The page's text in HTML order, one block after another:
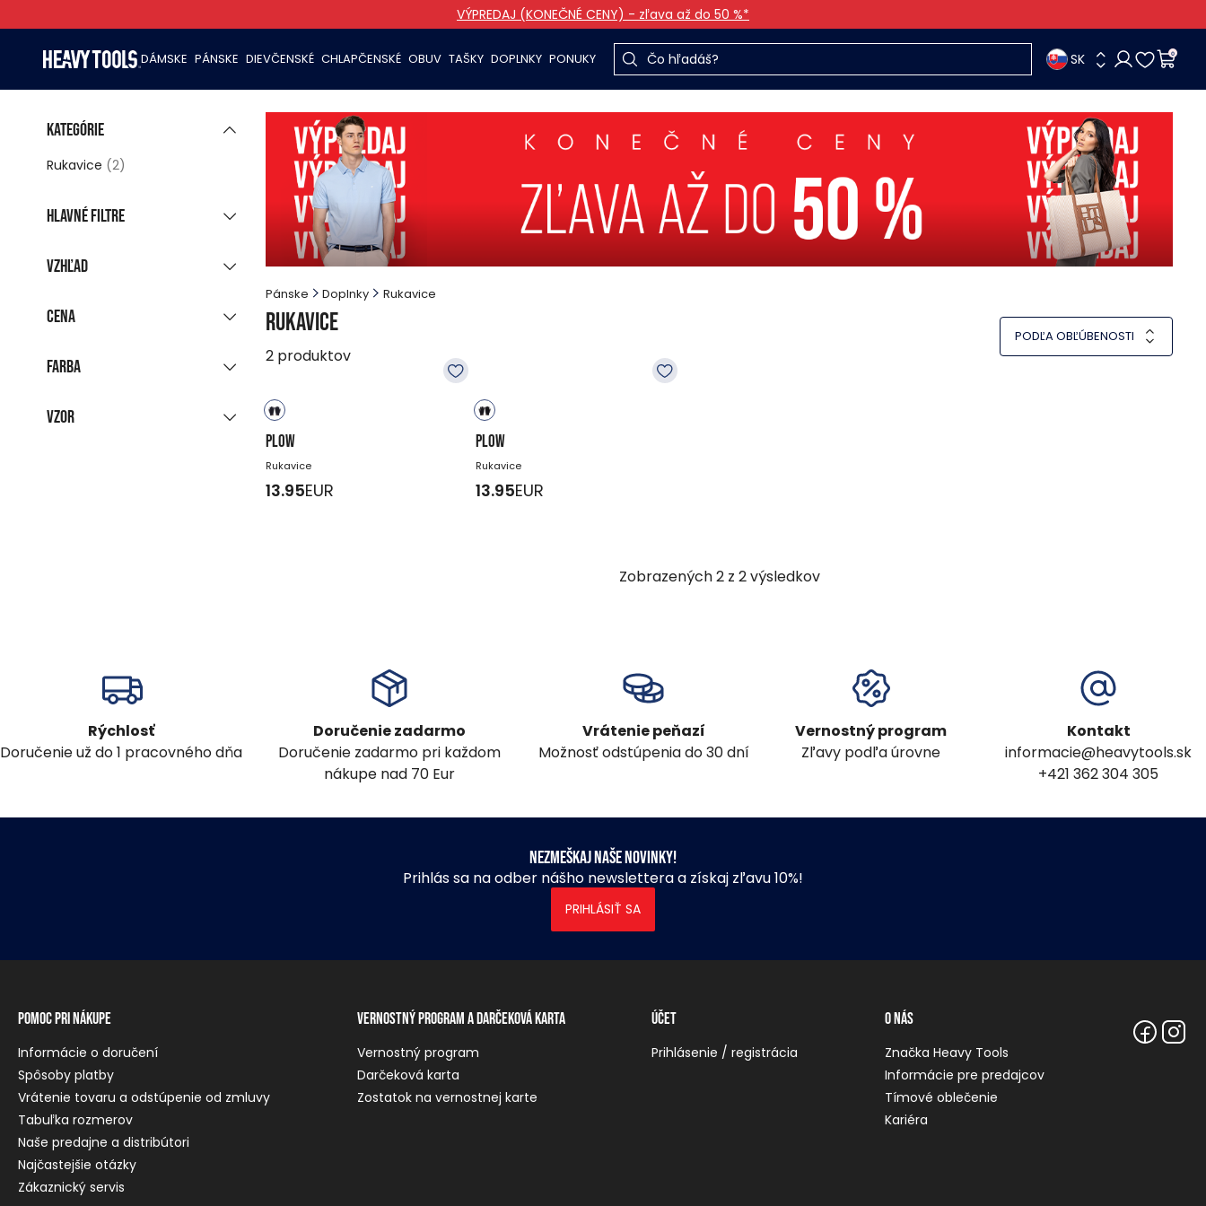
VÝPREDAJ (KONEČNÉ CENY) - zľava až do 50 %*
DÁMSKE PÁNSKE DIEVČENSKÉ CHLAPČENSKÉ OBUV TAŠKY DOPLNKY PONUKY SK 0
Pánske Doplnky Rukavice
Rukavice
2 produktov
PODĽA OBĽÚBENOSTI
PLOW
Rukavice
13.95EUR
PLOW
Rukavice
13.95EUR
Zobrazených2z 2výsledkov
Kategórie
Rukavice (2)
Hlavné filtre
Posledné kusy
Vzhľad
Cena
Farba
modrý
Vzor
Rýchlosť
Doručenie už do 1 pracovného dňa
Doručenie zadarmo
Doručenie zadarmo pri každom
nákupe nad 70 Eur
Vrátenie peňazí
Možnosť odstúpenia do 30 dní
Vernostný program
Zľavy podľa úrovne
Kontakt
informacie@heavytools.sk
+421 362 304 305
Nezmeškaj naše novinky!
Prihlás sa na odber nášho newslettera a získaj zľavu 10%!
PRIHLÁSIŤ SA
Pomoc pri nákupe
Informácie o doručení
Spôsoby platby
Vrátenie tovaru a odstúpenie od zmluvy
Tabuľka rozmerov
Naše predajne a distribútori
Najčastejšie otázky
Zákaznický servis
Vernostný program a darčeková karta
Vernostný program
Darčeková karta
Zostatok na vernostnej karte
Účet
Prihlásenie / registrácia
O nás
Značka Heavy Tools
Informácie pre predajcov
Tímové oblečenie
Kariéra